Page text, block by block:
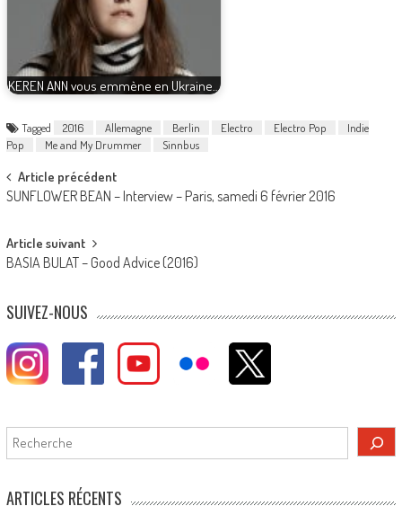
KEREN ANN vous emmène en Ukraine…
Tagged 2016 Allemagne Berlin Electro Electro Pop
Indie
Pop
Me and My Drummer Sinnbus
Post
navigation
Article précédent
SUNFLOWER BEAN – Interview – Paris, samedi 6 février 2016
Article suivant
BASIA BULAT – Good Advice (2016)
SUIVEZ-NOUS
Rechercher
ARTICLES RÉCENTS